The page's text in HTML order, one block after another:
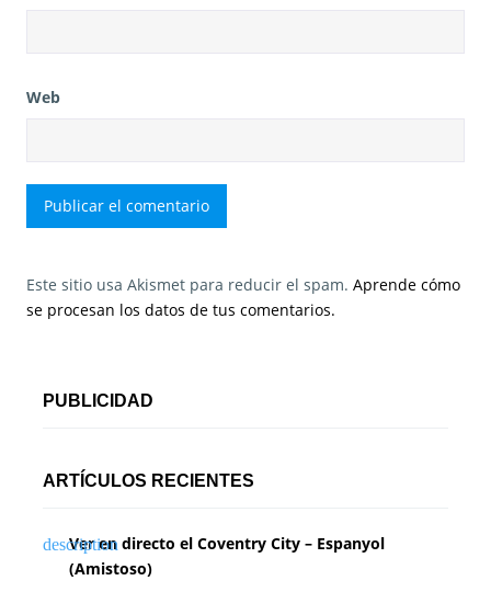
Web
Este sitio usa Akismet para reducir el spam. Aprende cómo
se procesan los datos de tus comentarios.
PUBLICIDAD
ARTÍCULOS RECIENTES
Ver en directo el Coventry City – Espanyol
(Amistoso)